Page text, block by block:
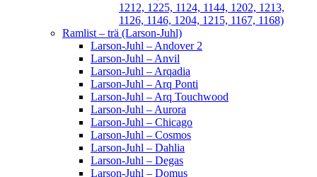
1212, 1225, 1124, 1144, 1202, 1213,
1126, 1146, 1204, 1215, 1167, 1168)
Ramlist – trä (Larson-Juhl)
Larson-Juhl – Andover 2
Larson-Juhl – Anvil
Larson-Juhl – Arqadia
Larson-Juhl – Arq Ponti
Larson-Juhl – Arq Touchwood
Larson-Juhl – Aurora
Larson-Juhl – Chicago
Larson-Juhl – Cosmos
Larson-Juhl – Dahlia
Larson-Juhl – Degas
Larson-Juhl – Domus